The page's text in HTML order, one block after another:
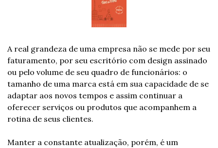
A real grandeza de uma empresa não se mede por seu
faturamento, por seu escritório com design assinado
ou pelo volume de seu quadro de funcionários: o
tamanho de uma marca está em sua capacidade de se
adaptar aos novos tempos e assim continuar a
oferecer serviços ou produtos que acompanhem a
rotina de seus clientes.
Manter a constante atualização, porém, é um